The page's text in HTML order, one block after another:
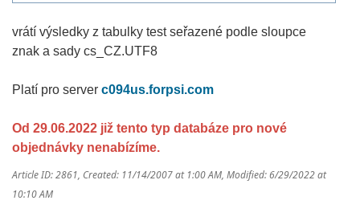
vrátí výsledky z tabulky test seřazené podle sloupce
znak a sady cs_CZ.UTF8
Platí pro server c094us.forpsi.com
Od 29.06.2022 již tento typ databáze pro nové
objednávky nenabízíme.
Article ID: 2861, Created: 11/14/2007 at 1:00 AM, Modified: 6/29/2022 at
10:10 AM